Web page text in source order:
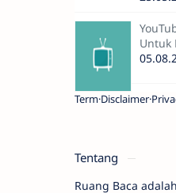
Untuk
Term Disclaimer
Tentang
Ruang Baca